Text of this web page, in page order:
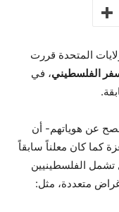
المتحدة قررت
الفلسطيني، في
عن هوياتهم- أن
كما كان معلناً سابقاً
تشمل الفلسطينيين
متعددة، مثل: